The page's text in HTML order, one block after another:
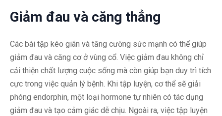
Giảm đau và căng thẳng
Các bài tập kéo giãn và tăng cường sức mạnh có thể giúp
giảm đau và căng cơ ở vùng cổ. Việc giảm đau không chỉ
cải thiện chất lượng cuộc sống mà còn giúp bạn duy trì tích
cực trong việc quản lý bệnh. Khi tập luyện, cơ thể sẽ giải
phóng endorphin, một loại hormone tự nhiên có tác dụng
giảm đau và tạo cảm giác dễ chịu. Ngoài ra, việc tập luyện